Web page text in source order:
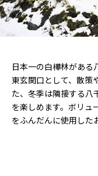
日本一の白樺林がある
東玄関口として、散策
た、冬季は隣接する八
を楽しめます。ボリュ
をふんだんに使用した